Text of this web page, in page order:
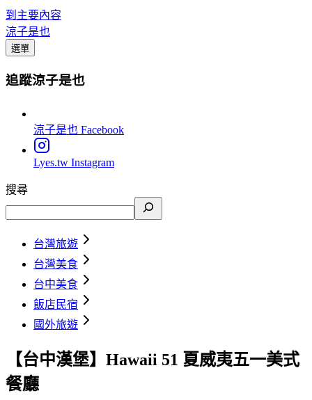
到主要內容
涼子是也
選單
追蹤涼子是也
涼子是也 Facebook
Lyes.tw Instagram
搜尋
台灣旅遊
台灣美食
台中美食
飯店民宿
國外旅遊
【台中漢堡】Hawaii 51 夏威夷五一美式
餐廳